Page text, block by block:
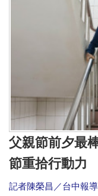
父親節前夕最
節重拾行動力
記者陳榮昌／台中報導